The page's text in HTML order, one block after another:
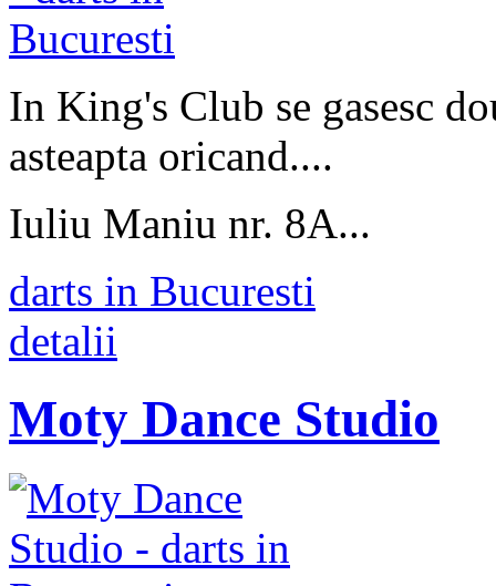
In King's Club se gasesc
asteapta oricand....
Iuliu Maniu nr. 8A...
darts in Bucuresti
detalii
Moty Dance Studio